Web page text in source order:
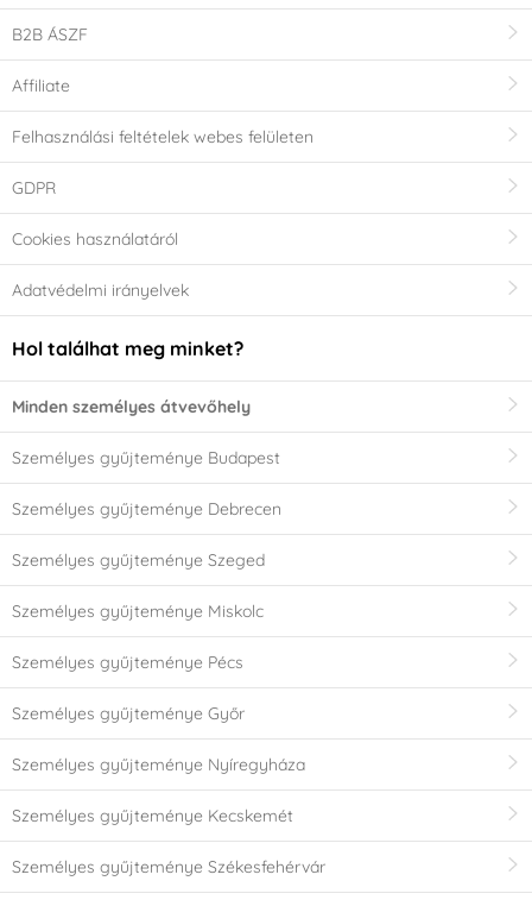
B2B ÁSZF
Affiliate
Felhasználási feltételek webes felületen
GDPR
Cookies használatáról
Adatvédelmi irányelvek
Hol találhat meg minket?
Minden személyes átvevőhely
Személyes gyűjteménye Budapest
Személyes gyűjteménye Debrecen
Személyes gyűjteménye Szeged
Személyes gyűjteménye Miskolc
Személyes gyűjteménye Pécs
Személyes gyűjteménye Győr
Személyes gyűjteménye Nyíregyháza
Személyes gyűjteménye Kecskemét
Személyes gyűjteménye Székesfehérvár